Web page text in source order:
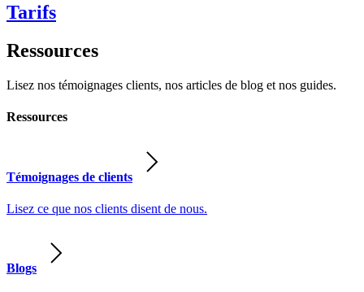
Tarifs
Ressources
Lisez nos témoignages clients, nos articles de blog et nos guides.
Ressources
Témoignages de clients
Lisez ce que nos clients disent de nous.
Blogs